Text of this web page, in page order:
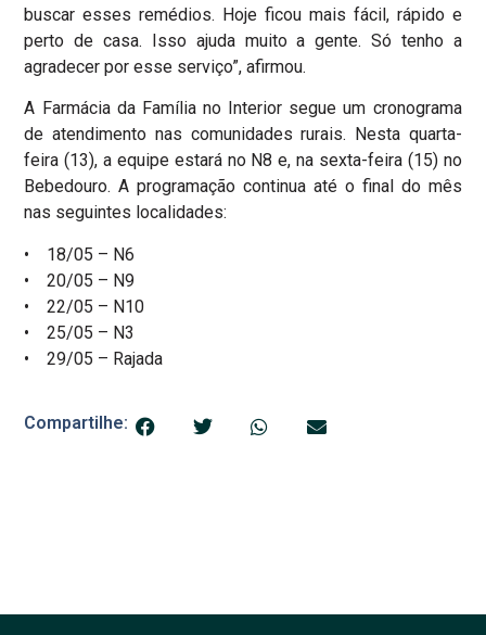
buscar esses remédios. Hoje ficou mais fácil, rápido e
perto de casa. Isso ajuda muito a gente. Só tenho a
agradecer por esse serviço”, afirmou.
A Farmácia da Família no Interior segue um cronograma
de atendimento nas comunidades rurais. Nesta quarta-
feira (13), a equipe estará no N8 e, na sexta-feira (15) no
Bebedouro. A programação continua até o final do mês
nas seguintes localidades:
• 18/05 – N6
• 20/05 – N9
• 22/05 – N10
• 25/05 – N3
• 29/05 – Rajada
Compartilhe: